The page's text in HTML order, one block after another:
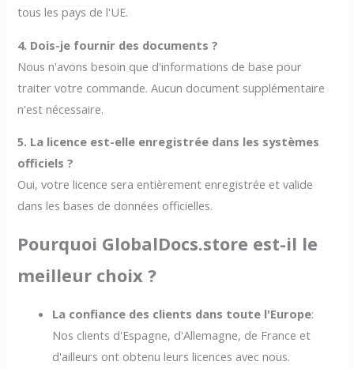
tous les pays de l'UE.
4. Dois-je fournir des documents ?
Nous n'avons besoin que d'informations de base pour
traiter votre commande. Aucun document supplémentaire
n'est nécessaire.
5. La licence est-elle enregistrée dans les systèmes
officiels ?
Oui, votre licence sera entièrement enregistrée et valide
dans les bases de données officielles.
Pourquoi GlobalDocs.store est-il le
meilleur choix ?
La confiance des clients dans toute l'Europe:
Nos clients d'Espagne, d'Allemagne, de France et
d'ailleurs ont obtenu leurs licences avec nous.